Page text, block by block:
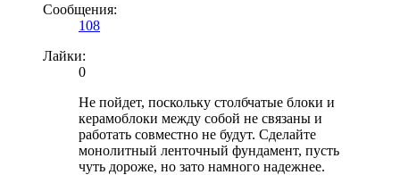
Сообщения:
108
Лайки:
0
Не пойдет, поскольку столбчатые блоки и
керамоблоки между собой не связаны и
работать совместно не будут. Сделайте
монолитный ленточный фундамент, пусть
чуть дороже, но зато намного надежнее.